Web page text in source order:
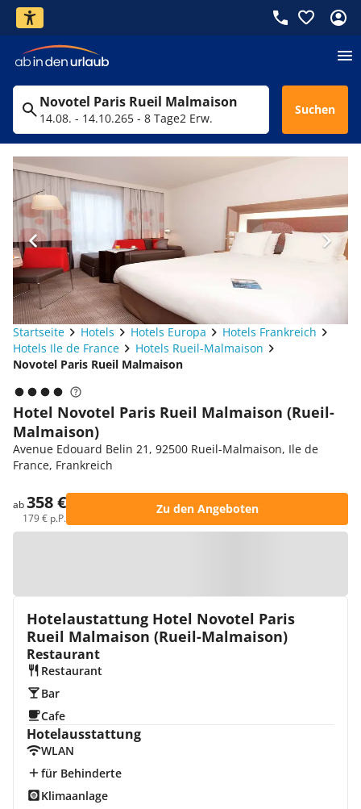
Novotel Paris Rueil Malmaison
14.08. - 14.10.265 - 8 Tage2 Erw.
Suchen
Startseite Hotels Hotels Europa
Hotels Frankreich
Hotels Ile de France
Hotels Rueil-Malmaison
Novotel Paris Rueil Malmaison
Hotel Novotel Paris Rueil Malmaison (Rueil-
Malmaison)
Avenue Edouard Belin 21, 92500 Rueil-Malmaison, Ile de
France, Frankreich
ab358 €
179 € p.P.
Zu den Angeboten
Hotelaustattung Hotel Novotel Paris
Rueil Malmaison (Rueil-Malmaison)
Restaurant
Restaurant
Bar
Cafe
Hotelausstattung
WLAN
für Behinderte
Klimaanlage